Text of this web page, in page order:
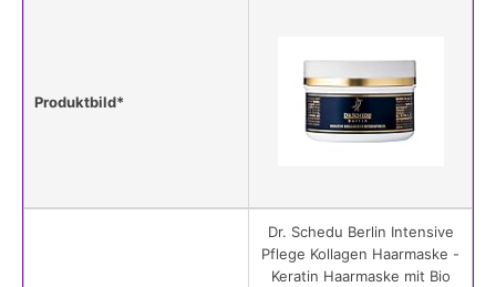
Produktbild*
Dr. Schedu Berlin Intensive
Pflege Kollagen Haarmaske -
Keratin Haarmaske mit Bio